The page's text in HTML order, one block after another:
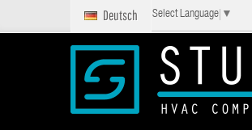
Deutsch Select Language ▼